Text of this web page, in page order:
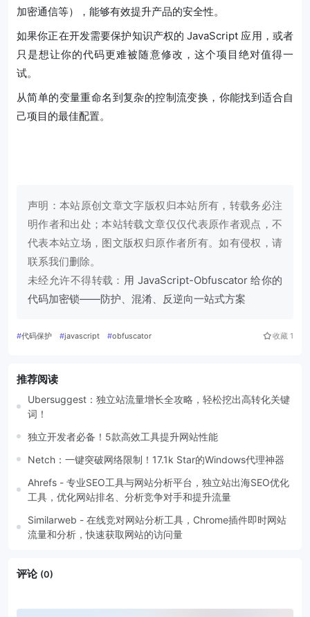
加密通信等），能够有效提升产品的安全性。
如果你正在开发需要保护知识产权的 JavaScript 应用，或者
只是想让你的代码更难被随意修改，这个项目绝对值得一
试。
从简单的变量重命名到复杂的控制流变换，你能找到适合自
己项目的最佳配置。
声明：本站原创文章文字版权归本站所有，转载务必注
明作者和出处；本站转载文章仅仅代表原作者观点，不
代表本站立场，图文版权归原作者所有。如有侵权，请
联系我们删除。
未经允许不得转载： 用 JavaScript-Obfuscator 给你的
代码加密锁——防护、混淆、反逆向一站式方案
#代码保护 #javascript #obfuscator 收藏 1
推荐阅读
Ubersuggest：独立站流量增长全攻略，轻松挖出高转化关键
词！
独立开发者必备！5款高效工具提升网站性能
Netch：一键突破网络限制！17.1k Star的Windows代理神器
Ahrefs - 专业SEO工具与网站分析平台，独立站出海SEO优化
工具，优化网站排名、分析竞争对手和提升流量
Similarweb - 在线竞对网站分析工具，Chrome插件即时网站
流量和分析，快速获取网站的访问量
评论 (0)